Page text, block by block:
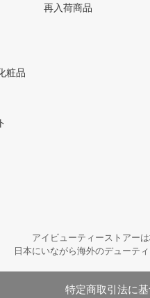
粧品
再入荷商品
アイビューティーストアー
日本にいながら海外のデューテ
特定商取引法に